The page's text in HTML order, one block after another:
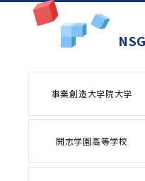
事業創造大学院大学
開志学園高等学校